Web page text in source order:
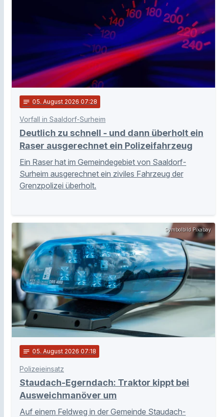
notes 05. August 2026 07:28
Vorfall in Saaldorf-Surheim
Deutlich zu schnell - und dann überholt ein
Raser ausgerechnet ein Polizeifahrzeug
Ein Raser hat im Gemeindegebiet von Saaldorf-
Surheim ausgerechnet ein ziviles Fahrzeug der
Grenzpolizei überholt.
Symbolbild Pixabay
notes 05. August 2026 07:18
Polizeieinsatz
Staudach-Egerndach: Traktor kippt bei
Ausweichmanöver um
Auf einem Feldweg in der Gemeinde Staudach-